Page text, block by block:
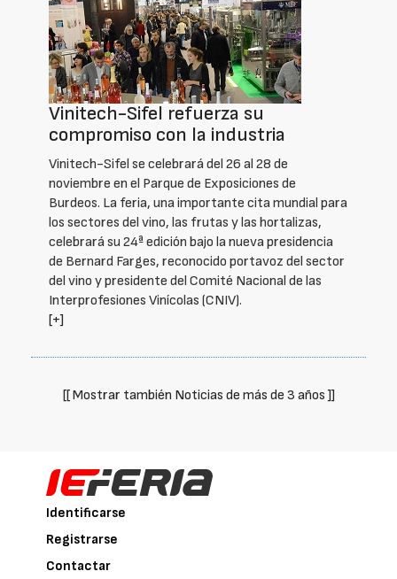
Vinitech-Sifel refuerza su
compromiso con la industria
Vinitech-Sifel se celebrará del 26 al 28 de
noviembre en el Parque de Exposiciones de
Burdeos. La feria, una importante cita mundial para
los sectores del vino, las frutas y las hortalizas,
celebrará su 24ª edición bajo la nueva presidencia
de Bernard Farges, reconocido portavoz del sector
del vino y presidente del Comité Nacional de las
Interprofesiones Vinícolas (CNIV).
[+]
[[ Mostrar también Noticias de más de 3 años ]]
Identificarse
Registrarse
Contactar